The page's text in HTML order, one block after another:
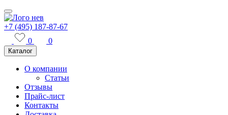
+7 (495) 187-87-67
0
0
Каталог
О компании
Статьи
Отзывы
Прайс-лист
Контакты